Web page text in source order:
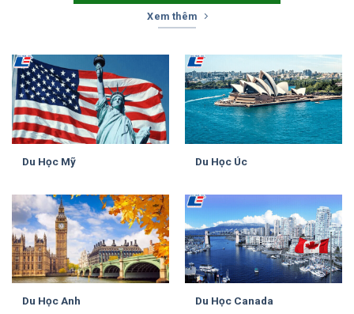
Xem thêm
Du Học Mỹ Du Học Úc
Du Học Anh Du Học Canada